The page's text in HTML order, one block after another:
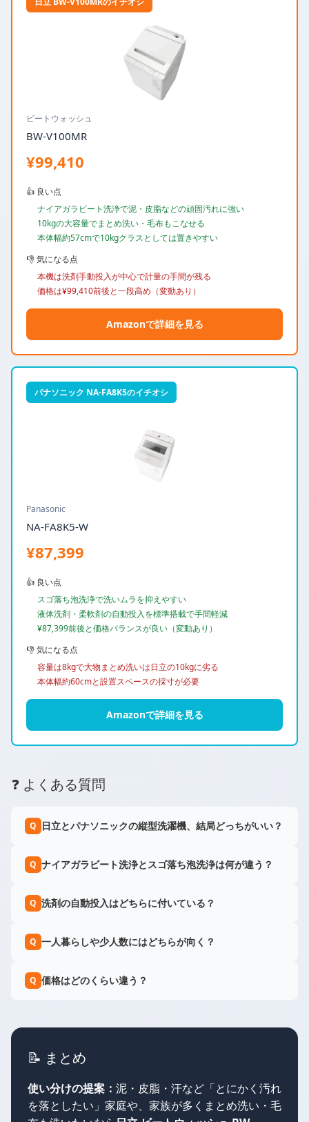
ビートウォッシュ
BW-V100MR
¥99,410
👍 良い点
ナイアガラビート洗浄で泥・皮脂などの頑固汚れに強い
10kgの大容量でまとめ洗い・毛布もこなせる
本体幅約57cmで10kgクラスとしては置きやすい
👎 気になる点
本機は洗剤手動投入が中心で計量の手間が残る
価格は¥99,410前後と一段高め（変動あり）
Amazonで詳細を見る
パナソニック NA-FA8K5のイチオシ
Panasonic
NA-FA8K5-W
¥87,399
👍 良い点
スゴ落ち泡洗浄で洗いムラを抑えやすい
液体洗剤・柔軟剤の自動投入を標準搭載で手間軽減
¥87,399前後と価格バランスが良い（変動あり）
👎 気になる点
容量は8kgで大物まとめ洗いは日立の10kgに劣る
本体幅約60cmと設置スペースの採寸が必要
Amazonで詳細を見る
❓ よくある質問
Q 日立とパナソニックの縦型洗濯機、結局どっちがいい？
Q ナイアガラビート洗浄とスゴ落ち泡洗浄は何が違う？
Q 洗剤の自動投入はどちらに付いている？
Q 一人暮らしや少人数にはどちらが向く？
Q 価格はどのくらい違う？
📝 まとめ
使い分けの提案： 泥・皮脂・汗など「とにかく汚れ
を落としたい」家庭や、家族が多くまとめ洗い・毛